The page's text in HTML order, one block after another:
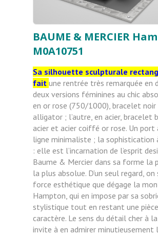
BAUME & MERCIER
M0A10751
Sa silhouette sculpturale
fait une rentrée très remarquée en
deux versions féminines au chic
en or rose (750/1000), bracelet noir
alligator ; l’autre, en acier, bracelet
acier et acier coiffé or rose. Un port
ligne minimaliste ; la sophistication
: elle est l’incarnation de l’esprit
Baume & Mercier dans sa forme la
la plus absolue. D’un seul regard,
force esthétique que dégage la
Hampton, qui en impose par sa
stylistique tout en restant une
caractère. Le sens du détail cher à
invite à en admirer minutieusement